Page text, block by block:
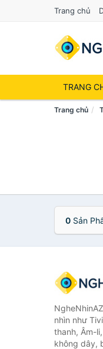
Trang chủ
TRANG
Trang chủ
0 Sản
nhìn như
thanh, Âm-
không dây,